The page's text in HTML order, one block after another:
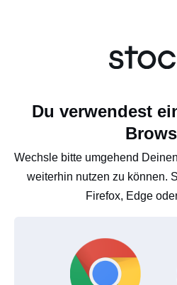
Du verwendest
Wechsle bitte umgehend
weiterhin nutzen zu können.
Firefox, Edge